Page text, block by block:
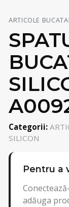
ARTICOLE
Categorii:
SILICON
Pentru a
adăuga